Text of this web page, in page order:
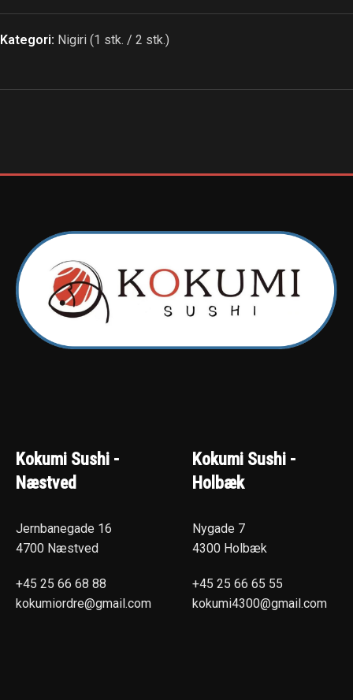
Kategori: Nigiri (1 stk. / 2 stk.)
Kokumi Sushi -
Næstved
Jernbanegade 16
4700 Næstved
+45 25 66 68 88
kokumiordre@gmail.com
Kokumi Sushi -
Holbæk
Nygade 7
4300 Holbæk
+45 25 66 65 55
kokumi4300@gmail.com